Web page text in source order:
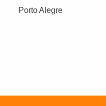
Porto Alegre